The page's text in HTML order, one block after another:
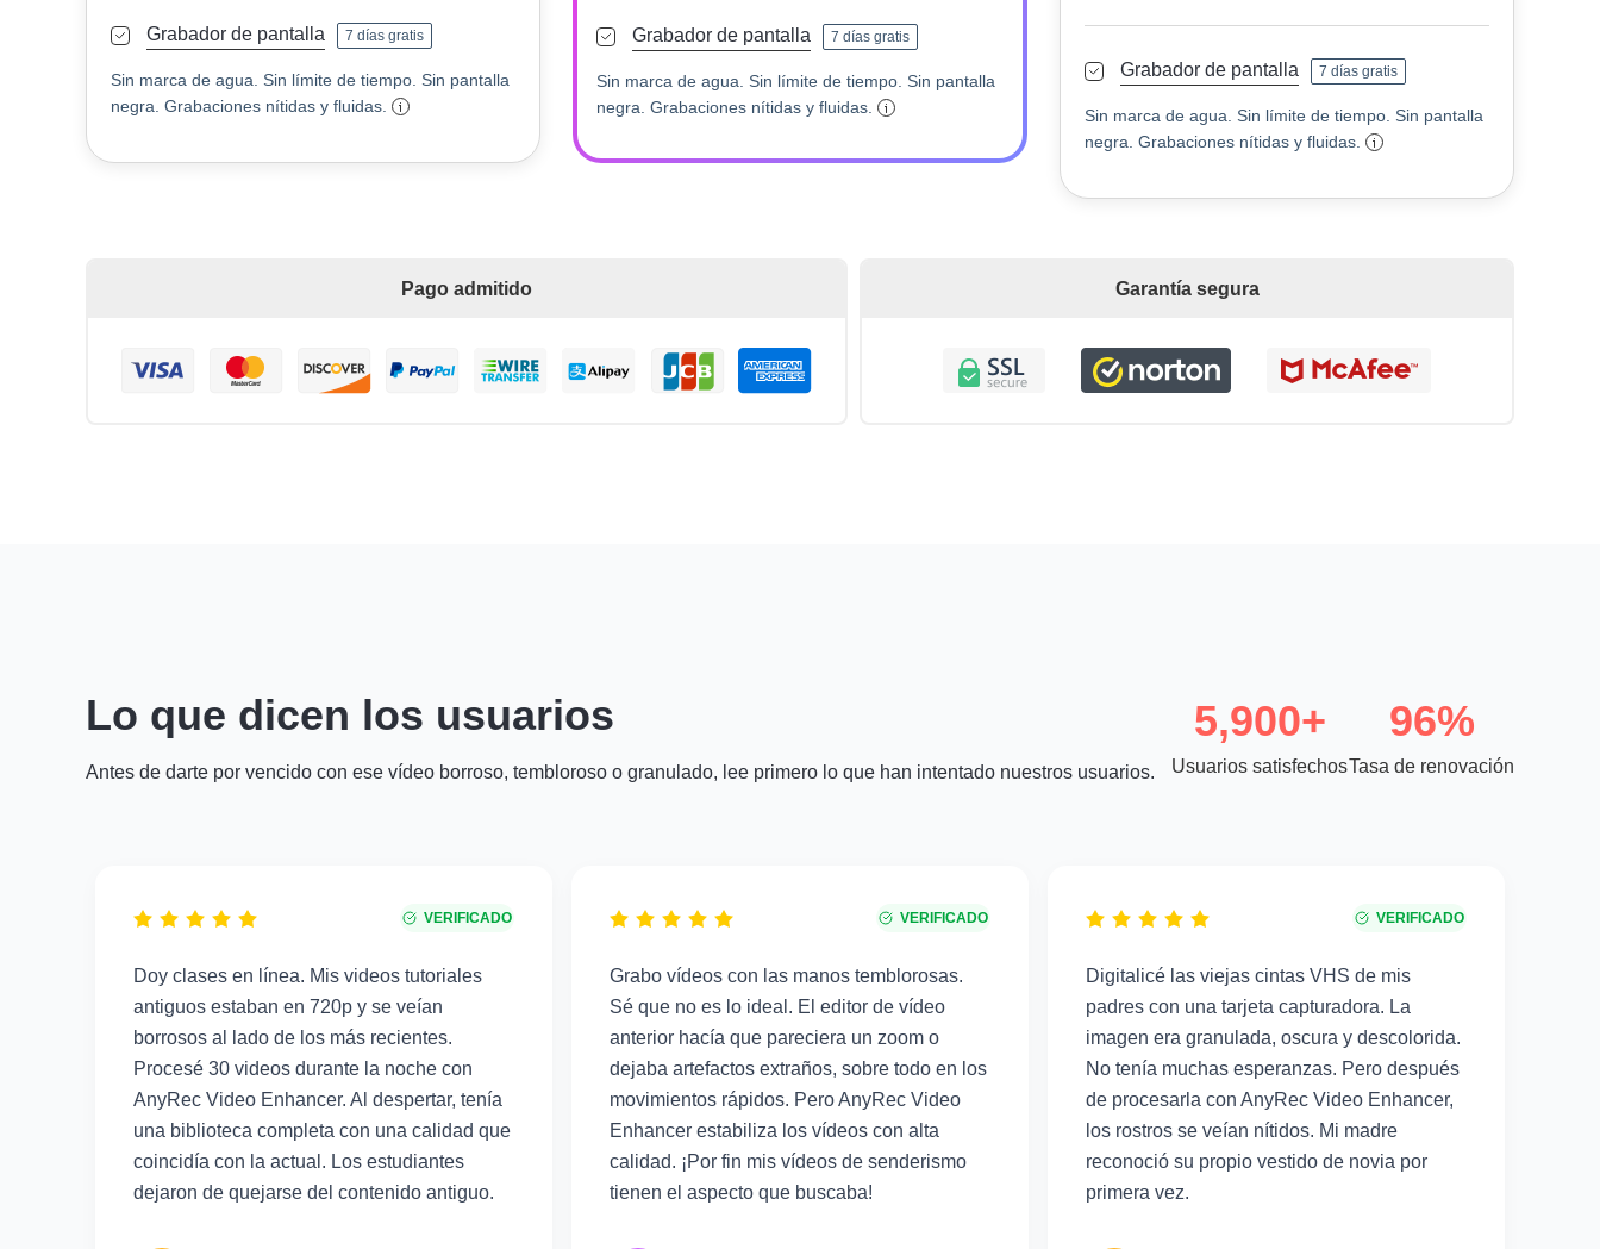
Grabador de pantalla 7 días gratis
Sin marca de agua. Sin límite de tiempo. Sin pantalla
negra. Grabaciones nítidas y fluidas.
Grabador de pantalla 7 días gratis
Sin marca de agua. Sin límite de tiempo. Sin pantalla
negra. Grabaciones nítidas y fluidas.
Grabador de pantalla 7 días gratis
Sin marca de agua. Sin límite de tiempo. Sin pantalla
negra. Grabaciones nítidas y fluidas.
Pago admitido Garantía segura
Lo que dicen los usuarios
Antes de darte por vencido con ese vídeo borroso, tembloroso o granulado, lee primero lo que han intentado nuestros usuarios.
5,900+
Usuarios satisfechos
96%
Tasa de renovación
VERIFICADO
Doy clases en línea. Mis videos tutoriales
antiguos estaban en 720p y se veían
borrosos al lado de los más recientes.
Procesé 30 videos durante la noche con
AnyRec Video Enhancer. Al despertar, tenía
una biblioteca completa con una calidad que
coincidía con la actual. Los estudiantes
dejaron de quejarse del contenido antiguo.
VERIFICADO
Grabo vídeos con las manos temblorosas.
Sé que no es lo ideal. El editor de vídeo
anterior hacía que pareciera un zoom o
dejaba artefactos extraños, sobre todo en los
movimientos rápidos. Pero AnyRec Video
Enhancer estabiliza los vídeos con alta
calidad. ¡Por fin mis vídeos de senderismo
tienen el aspecto que buscaba!
VERIFICADO
Digitalicé las viejas cintas VHS de mis
padres con una tarjeta capturadora. La
imagen era granulada, oscura y descolorida.
No tenía muchas esperanzas. Pero después
de procesarla con AnyRec Video Enhancer,
los rostros se veían nítidos. Mi madre
reconoció su propio vestido de novia por
primera vez.